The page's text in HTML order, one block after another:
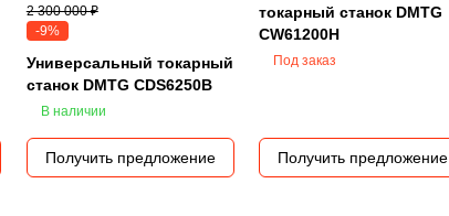
2 300 000 ₽
-9%
Универсальный токарный
станок DMTG CDS6250B
В наличии
Получить предложение
токарный станок DMTG
CW61200H
Под заказ
Получить предложение